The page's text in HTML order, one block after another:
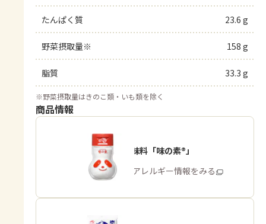
たんぱく質 23.6 g
野菜摂取量※ 158 g
脂質 33.3 g
※野菜摂取量はきのこ類・いも類を除く
商品情報
うま味調味料「味の素®」
商品・アレルギー情報をみる